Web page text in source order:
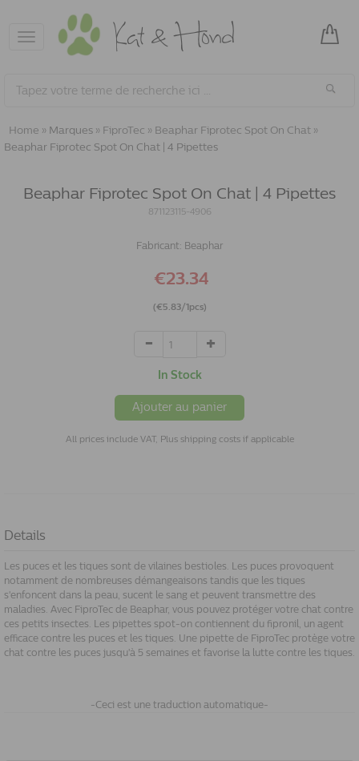
Toggle
navigation
Home » Marques » FiproTec » Beaphar Fiprotec Spot On Chat »
Beaphar Fiprotec Spot On Chat | 4 Pipettes
Beaphar Fiprotec Spot On Chat | 4 Pipettes
871123115-4906
Fabricant: Beaphar
€23.34
(€5.83/1pcs)
In Stock
Ajouter au panier
All prices include VAT, Plus shipping costs if applicable
Details
Les puces et les tiques sont de vilaines bestioles. Les puces provoquent
notamment de nombreuses démangeaisons tandis que les tiques
s'enfoncent dans la peau, sucent le sang et peuvent transmettre des
maladies. Avec FiproTec de Beaphar, vous pouvez protéger votre chat contre
ces petits insectes. Les pipettes spot-on contiennent du fipronil, un agent
efficace contre les puces et les tiques. Une pipette de FiproTec protège votre
chat contre les puces jusqu'à 5 semaines et favorise la lutte contre les tiques.
-Ceci est une traduction automatique-